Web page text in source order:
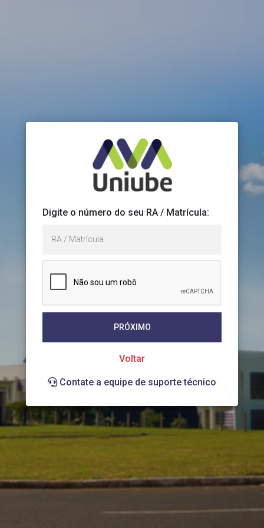
Digite o número do seu RA / Matrícula:
PRÓXIMO
Voltar
Contate a equipe de suporte técnico